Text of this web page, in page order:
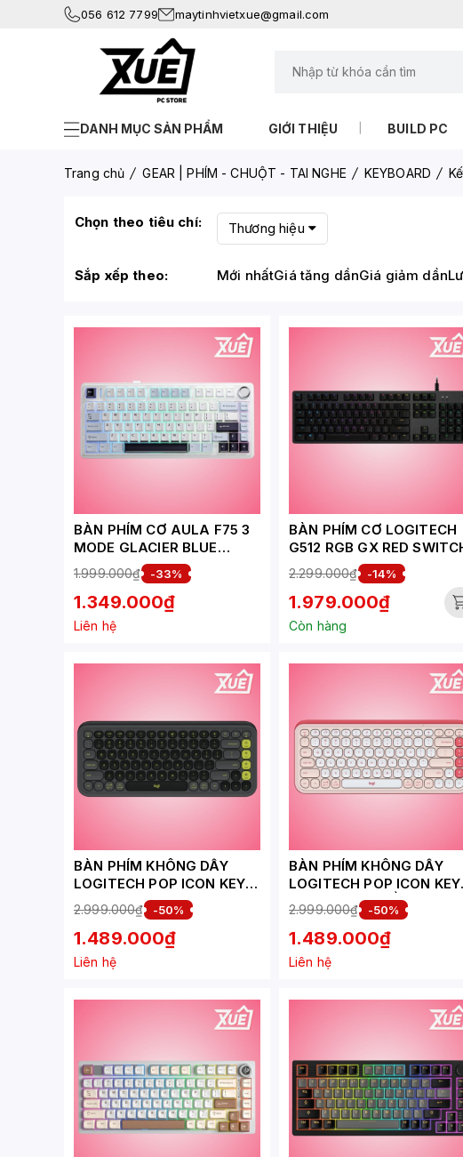
056 612 7799 maytinhvietxue@gmail.com
DANH MỤC SẢN PHẨM GIỚI THIỆU BUILD PC
Trang chủ GEAR | PHÍM - CHUỘT - TAI NGHE KEYBOARD
Chọn theo tiêu chí: Thương hiệu
Sắp xếp theo: Mới nhấtGiá tăng dầnGiá giảm dần
BÀN PHÍM CƠ AULA F75 3
MODE GLACIER BLUE
OUTEMU SILENT PEACH V3
SWITCH
1.999.000₫ -33%
1.349.000₫
Liên hệ
BÀN PHÍM CƠ LOGITECH
G512 RGB GX RED
2.299.000₫ -14%
1.979.000₫
Còn hàng
BÀN PHÍM KHÔNG DÂY
LOGITECH POP ICON KEYS
BLUETOOTH THAN CHÌ &
XANH LÁ 920-013083
2.999.000₫ -50%
1.489.000₫
Liên hệ
BÀN PHÍM KHÔNG DÂY
LOGITECH POP ICON
BLUETOOTH HỒNG &
TRẮNG NHẠT 920-013085
2.999.000₫ -50%
1.489.000₫
Liên hệ